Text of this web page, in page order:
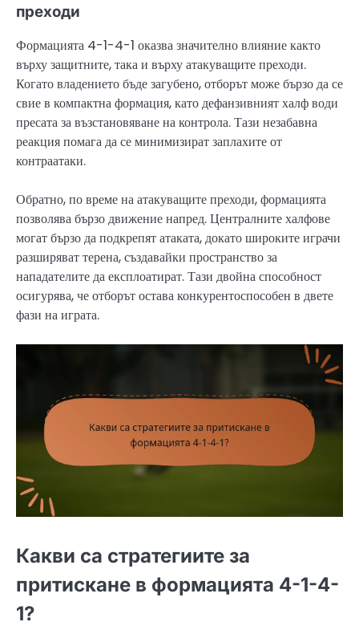
преходи
Формацията 4-1-4-1 оказва значително влияние както
върху защитните, така и върху атакуващите преходи.
Когато владението бъде загубено, отборът може бързо да се
свие в компактна формация, като дефанзивният халф води
пресата за възстановяване на контрола. Тази незабавна
реакция помага да се минимизират заплахите от
контраатаки.
Обратно, по време на атакуващите преходи, формацията
позволява бързо движение напред. Централните халфове
могат бързо да подкрепят атаката, докато широките играчи
разширяват терена, създавайки пространство за
нападателите да експлоатират. Тази двойна способност
осигурява, че отборът остава конкурентоспособен в двете
фази на играта.
Какви са стратегиите за
притискане в формацията 4-1-4-
1?